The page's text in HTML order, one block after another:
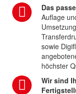
Das
Auflage
sowie
höchster
Wir sind